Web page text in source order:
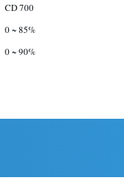
CD 700
0 ~ 85%
0 ~ 90%